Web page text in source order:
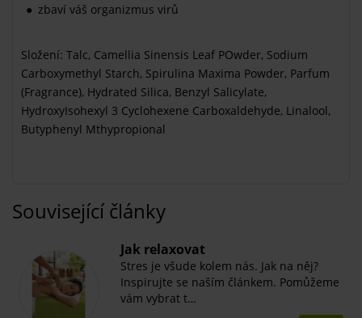
zbaví váš organizmus virů
Složení: Talc, Camellia Sinensis Leaf POwder, Sodium
Carboxymethyl Starch, Spirulina Maxima Powder, Parfum
(Fragrance), Hydrated Silica, Benzyl Salicylate,
HydroxyIsohexyl 3 Cyclohexene Carboxaldehyde, Linalool,
Butyphenyl Mthypropional
Související články
Jak relaxovat
Stres je všude kolem nás. Jak na něj?
Inspirujte se naším článkem. Pomůžeme
vám vybrat t…